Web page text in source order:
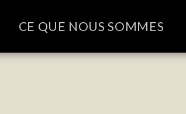
CE QUE NOUS SOMMES